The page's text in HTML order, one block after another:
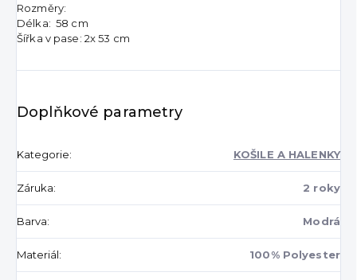
Rozměry:
Délka: 58 cm
Šířka v pase: 2x 53 cm
Doplňkové parametry
Kategorie: KOŠILE A HALENKY
Záruka: 2 roky
Barva: Modrá
Materiál: 100% Polyester